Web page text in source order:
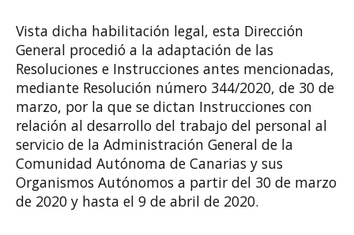
Vista dicha habilitación legal, esta Dirección
General procedió a la adaptación de las
Resoluciones e Instrucciones antes mencionadas,
mediante Resolución número 344/2020, de 30 de
marzo, por la que se dictan Instrucciones con
relación al desarrollo del trabajo del personal al
servicio de la Administración General de la
Comunidad Autónoma de Canarias y sus
Organismos Autónomos a partir del 30 de marzo
de 2020 y hasta el 9 de abril de 2020.